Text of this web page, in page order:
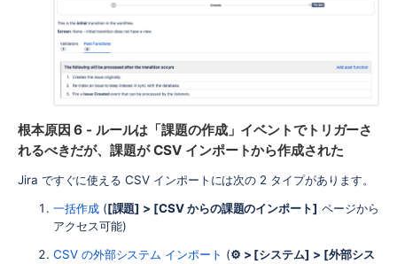
根本原因 6 - ルールは「課題の作成」イベントでトリガーさ
れるべきだが、課題が CSV インポートから作成された
Jira ですぐに使える CSV インポートには次の 2 タイプがあります。
一括作成([課題] > [CSV からの課題のインポート] ページから
アクセス可能)
CSV の外部システム インポート (⚙ > [システム] > [外部シス